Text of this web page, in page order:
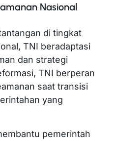
Nasional
di tingkat
TNI beradaptasi
dan strategi
TNI berperan
saat transisi
yang
pemerintah